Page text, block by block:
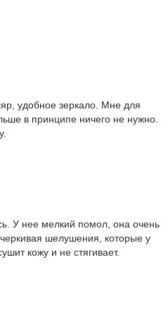
удобное зеркало. Мне для
в принципе ничего не нужно.
У нее мелкий помол, она очень
шелушения, которые у
кожу и не стягивает.